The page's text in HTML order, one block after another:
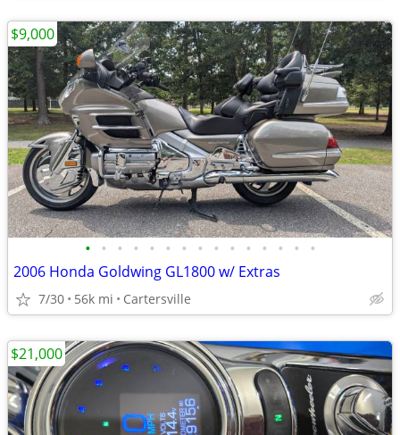
• • • • • • • • • • • • • • •
2006 Honda Goldwing GL1800 w/ Extras
7/30 56k mi Cartersville
$9,000
$21,000